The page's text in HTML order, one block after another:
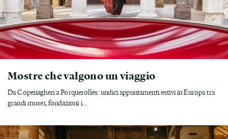
Mostre che valgono un viaggio
Da Copenaghen a Porquerolles: undici appuntamenti estivi in Europa tra
grandi musei, fondazioni i...